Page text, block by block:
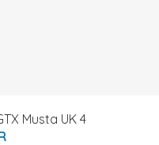
Musta UK 4